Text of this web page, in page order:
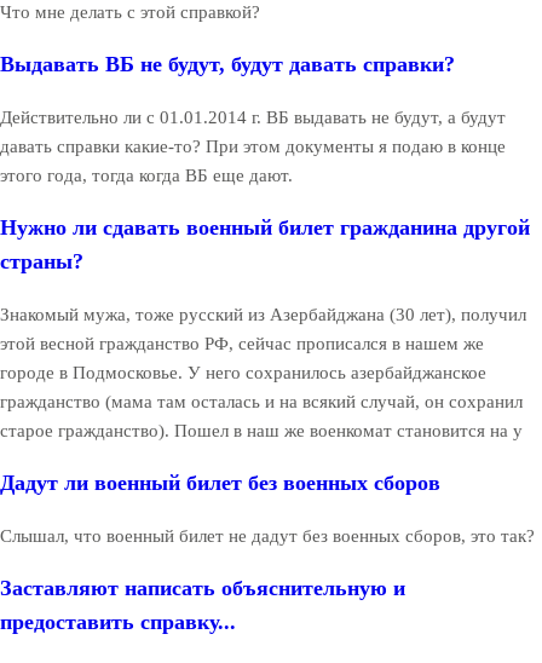
Что мне делать с этой справкой?
Выдавать ВБ не будут, будут давать справки?
Действительно ли с 01.01.2014 г. ВБ выдавать не будут, а будут
давать справки какие-то? При этом документы я подаю в конце
этого года, тогда когда ВБ еще дают.
Нужно ли сдавать военный билет гражданина другой
страны?
Знакомый мужа, тоже русский из Азербайджана (30 лет), получил
этой весной гражданство РФ, сейчас прописался в нашем же
городе в Подмосковье. У него сохранилось азербайджанское
гражданство (мама там осталась и на всякий случай, он сохранил
старое гражданство). Пошел в наш же военкомат становится на у
Дадут ли военный билет без военных сборов
Слышал, что военный билет не дадут без военных сборов, это так?
Заставляют написать объяснительную и
предоставить справку...